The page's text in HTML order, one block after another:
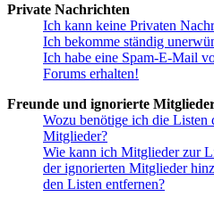
Private Nachrichten
Ich kann keine Privaten
Ich bekomme ständig
Ich habe eine Spam-E-Mail
Forums erhalten!
Freunde und ignorierte
Wozu benötige ich die Listen
Mitglieder?
Wie kann ich Mitglieder zur
der ignorierten Mitglieder
den Listen entfernen?